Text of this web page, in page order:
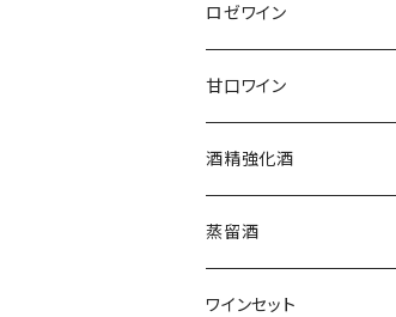
エティエンヌ・ルフェーヴル
クリスチャン・ゴセ
クロード・カザル
ジェローム・ルフェーヴル
シャルトーニュ・タイエ
アルザス
ブルゴーニュ
ドイツ
オーストラリア
ニュージーランド
南アフリカ
チリ
フランス
アルザス
シュッド・ウエスト
スロヴァキア
オーストラリア
ニュージーランド
南アフリカ
ロゼワイン
甘口ワイン
フランス
ソーテルヌ
酒精強化酒
蒸留酒
ワインセット